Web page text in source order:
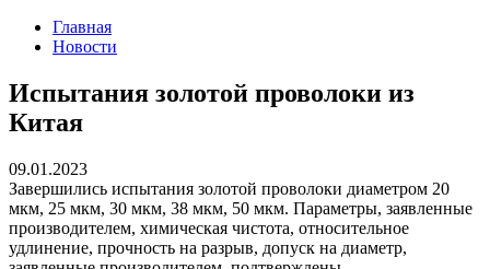
Главная
Новости
Испытания золотой проволоки из
Китая
09.01.2023
Завершились испытания золотой проволоки диаметром 20
мкм, 25 мкм, 30 мкм, 38 мкм, 50 мкм. Параметры, заявленные
производителем, химическая чистота, относительное
удлинение, прочность на разрыв, допуск на диаметр,